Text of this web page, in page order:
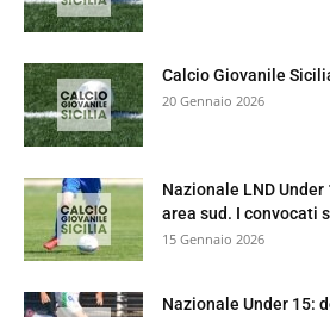
Calcio Giovanile
20 Gennaio 2026
Nazionale LND
area sud. I convocati
15 Gennaio 2026
Nazionale Under 15: